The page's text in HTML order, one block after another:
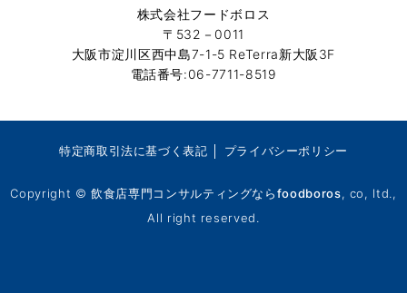
株式会社フードボロス
〒532－0011
大阪市淀川区西中島7-1-5 ReTerra新大阪3F
電話番号:06-7711-8519
特定商取引法に基づく表記 プライバシーポリシー
Copyright ©飲食店専門コンサルティングならfoodboros, co, ltd.,
All right reserved.